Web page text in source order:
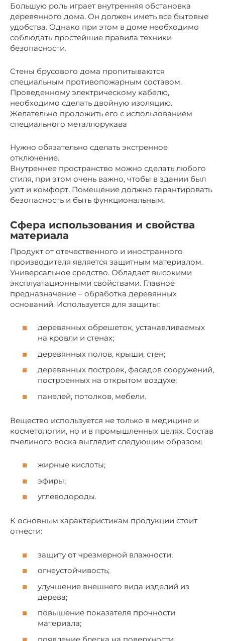
Большую роль играет внутренняя обстановка
деревянного дома. Он должен иметь все бытовые
удобства. Однако при этом в доме необходимо
соблюдать простейшие правила техники
безопасности.
Стены брусового дома пропитываются
специальным противопожарным составом.
Проведенному электрическому кабелю,
необходимо сделать двойную изоляцию.
Желательно проложить его с использованием
специального металлорукава
Нужно обязательно сделать экстренное
отключение.
Внутреннее пространство можно сделать любого
стиля, при этом очень важно, чтобы в здании был
уют и комфорт. Помещение должно гарантировать
безопасность и быть функциональным.
Сфера использования и свойства
материала
Продукт от отечественного и иностранного
производителя является защитным материалом.
Универсальное средство. Обладает высокими
эксплуатационными свойствами. Главное
предназначение – обработка деревянных
оснований. Используется для защиты:
деревянных обрешеток, устанавливаемых
на кровли и стенах;
деревянных полов, крыши, стен;
деревянных построек, фасадов сооружений,
построенных на открытом воздухе;
панелей, потолков, мебели.
Вещество используется не только в медицине и
косметологии, но и в промышленных целях. Состав
пчелиного воска выглядит следующим образом:
жирные кислоты;
эфиры;
углеводороды.
К основным характеристикам продукции стоит
отнести:
защиту от чрезмерной влажности;
огнеустойчивость;
улучшение внешнего вида изделий из
дерева;
повышение показателя прочности
материала;